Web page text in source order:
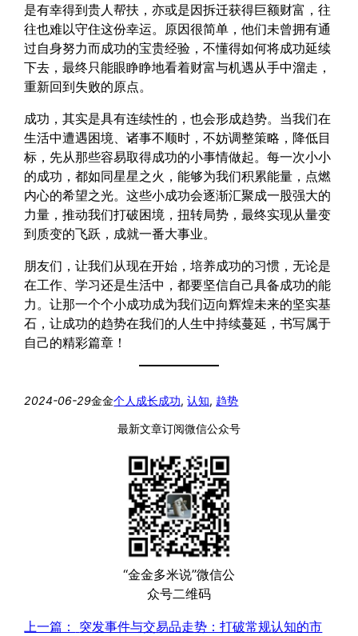
是有幸得到贵人帮扶，亦或是因拆迁获得巨额财富，往
往也难以守住这份幸运。原因很简单，他们未曾拥有通
过自身努力而成功的宝贵经验，不懂得如何将成功延续
下去，最终只能眼睁睁地看着财富与机遇从手中溜走，
重新回到失败的原点。
成功，其实是具有连续性的，也会形成趋势。当我们在
生活中遭遇困境、诸事不顺时，不妨调整策略，降低目
标，先从那些容易取得成功的小事情做起。每一次小小
的成功，都如同星星之火，能够为我们积累能量，点燃
内心的希望之光。这些小成功会逐渐汇聚成一股强大的
力量，推动我们打破困境，扭转局势，最终实现从量变
到质变的飞跃，成就一番大事业。
朋友们，让我们从现在开始，培养成功的习惯，无论是
在工作、学习还是生活中，都要坚信自己具备成功的能
力。让那一个个小成功成为我们迈向辉煌未来的坚实基
石，让成功的趋势在我们的人生中持续蔓延，书写属于
自己的精彩篇章！
2024-06-29金金个人成长成功, 认知, 趋势
最新文章订阅微信公众号
“金金多米说”微信公
众号二维码
上一篇：
突发事件与交易品走势：打破常规认知的市